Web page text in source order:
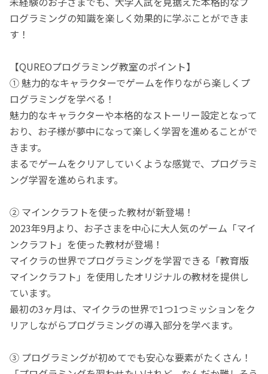
ログラミングの知識を楽しく効果的に学ぶことができま
す！
【QUREOプログラミング教室のポイント】
① 魅力的なキャラクターでゲームを作りながら楽しくプ
ログラミングを学べる！
魅力的なキャラクターや本格的なストーリー設定となって
おり、お子様が夢中になって楽しく学習を進めることがで
きます。
まるでゲームをクリアしていくような感覚で、プログラミ
ング学習を進められます。
② マインクラフトを使った教材が新登場！
2023年9月より、お子さまを中心に大人気のゲーム「マイ
ンクラフト」を使った教材が登場！
マイクラの世界でプログラミングを学習できる「教育版
マインクラフト」を使用したオリジナルの教材を提供し
ています。
最初の3ヶ月は、マイクラの世界で1つ1つミッションをク
リアしながらプログラミングの導入部分を学べます。
③ プログラミングが初めてでも安心な要素がたくさん！